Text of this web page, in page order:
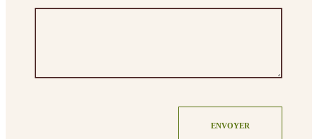
ENVOYER